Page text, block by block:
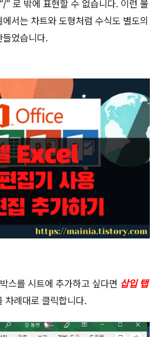
“/” 로 밖에 표현할 수 없습니다. 이런 불
서는 차트와 도형처럼 수식도 별도의
들었습니다.
스를 시트에 추가하고 싶다면 삽입 탭
차례대로 클릭합니다.